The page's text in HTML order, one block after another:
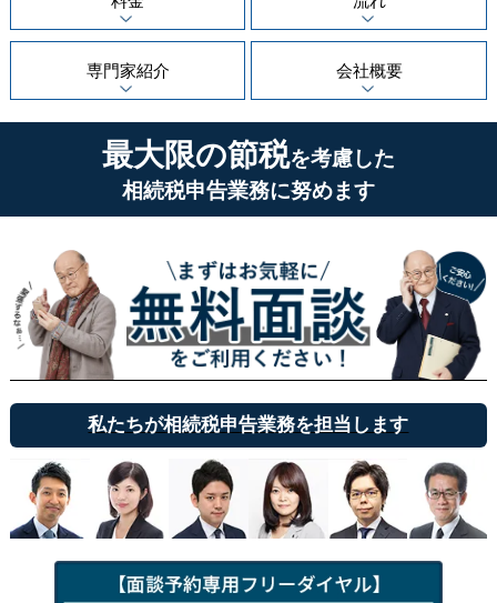
専門家紹介 会社概要
最大限の節税を考慮した
相続税申告業務に努めます
私たちが相続税申告業務を担当します